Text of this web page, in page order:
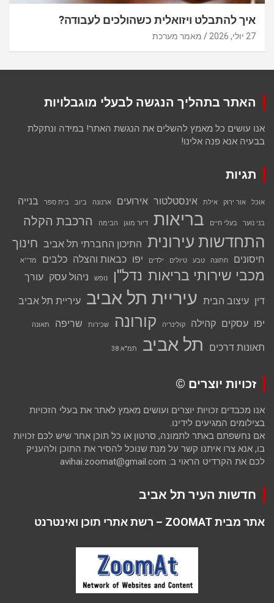
איך להתבלט ויזואלית כשהולכים לעבודה?
27 יולי, 2026 מאמר מערכת
האתר בתהליך הנגשה לבעלי מוגבלויות
אנו עושים כל מאמץ להשלים את הנגשת האתר! במידה ונתקלת
בבעיה אנא פנה אלינו!
תגיות
אוכל אור ירוק אילת אינסטלטור אירועים ארנונה ביוב בית ספר בנייה
בני נוער בעלי חיים בריאות דיור מוגן הבימה הרכבת הקלה
התחדשות עירונית התיכון החברתי תל אביב חינוך
חיסונים חתונה טבע טיולים ילדים יפו כבאות והצלה כלבים מד''א
מכבי שירותי בריאות נדל''ן נופש ניהול עסק עורך
דין עיצוב הבית עיריית תל אביב עיריית תל אביב
יפו עסקים קהילה קולינריה קורונה שכירות שריפה תאונה
תאונות דרכים תל אביב תמ"א 38
זכויות יוצרים ©
אנו מכבדים זכויות יוצרים ועושים מאמץ לאתר את בעלי הזכויות
בצילומים המגיעים לידינו.
אם נחשפתם באתר לתמונה, סרטון או כל תוכן אחר שיש לכם זכויות
בו, אנא צרו איתנו קשר על מנת שנוכל להסיר את התוכן ולהעניק
לכם את הקרדיט הראוי ב: avihai.zoomat@gmail.com
חדשות העיר תל אביב
אתר מבית ZOOMAT – רשת אתרי תוכן ואינטרנט